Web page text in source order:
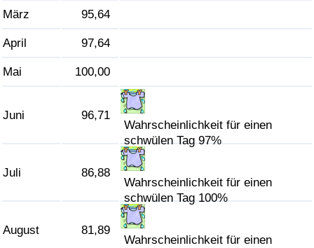
März 95,64
April 97,64
Mai 100,00
Juni 96,71
Wahrscheinlichkeit für einen
schwülen Tag 97%
Juli 86,88
Wahrscheinlichkeit für einen
schwülen Tag 100%
August 81,89
Wahrscheinlichkeit für einen
Umweltverschmutzungs-Index (aktuell)
Verschmutzungsindex
Umweltverschmutzungs-Index nach Land
Verkehr
Verkehrs-Index (aktuell)
Verkehrs-Index nach Land